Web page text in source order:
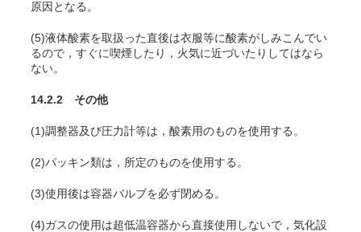
原因となる。
(5)液体酸素を取扱った直後は衣服等に酸素がしみこんでい
るので，すぐに喫煙したり，火気に近づいたりしてはなら
ない。
14.2.2 その他
(1)調整器及び圧力計等は，酸素用のものを使用する。
(2)パッキン類は，所定のものを使用する。
(3)使用後は容器バルブを必ず閉める。
(4)ガスの使用は超低温容器から直接使用しないで，気化設